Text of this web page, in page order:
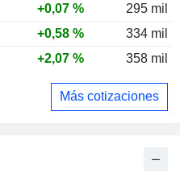
+0,07 %
295 mil
+0,58 %
334 mil
+2,07 % 358 mil
Más cotizaciones